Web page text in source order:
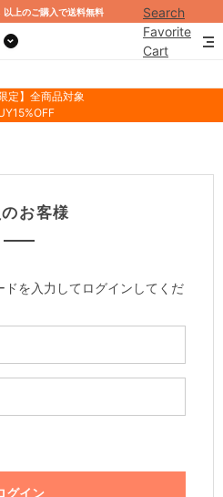
以上のご購入で送料無料
Search
Favorite
Cart
定】全商品対象
お客様
ドを入力してログインしてくだ